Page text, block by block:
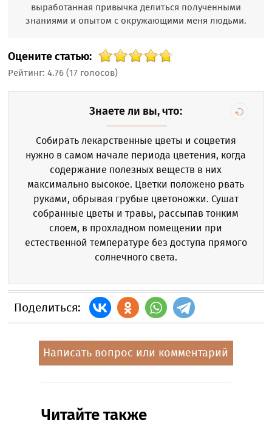
выработанная привычка делиться полученными
знаниями и опытом с окружающими меня людьми.
Оцените статью:
Рейтинг:4.76 (17 голосов)
Знаете ли вы, что:
Собирать лекарственные цветы и соцветия
нужно в самом начале периода цветения, когда
содержание полезных веществ в них
максимально высокое. Цветки положено рвать
руками, обрывая грубые цветоножки. Сушат
собранные цветы и травы, рассыпав тонким
слоем, в прохладном помещении при
естественной температуре без доступа прямого
солнечного света.
Поделиться:
Написать вопрос или комментарий
Читайте также